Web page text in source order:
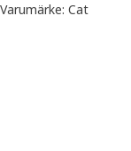
Varumärke: Cat